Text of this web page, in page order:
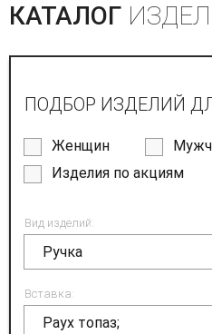
КАТАЛОГ
ПОДБОР ИЗДЕЛИЙ
Женщин
Изделия по акциям
Вид изделий:
Ручка
Вставка:
Раух топаз;